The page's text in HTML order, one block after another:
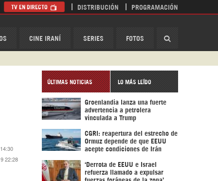
CINE IRANÍ SERIES FOTOS
TV EN DIRECTO DISTRIBUCIÓN PROGRAMACIÓN
22:28
ÚLTIMAS NOTICIAS LO MÁS LEÍDO
Groenlandia lanza una fuerte
advertencia a petrolera
vinculada a Trump
CGRI: reapertura del estrecho de
Ormuz depende de que EEUU
acepte condiciones de Irán
‘Derrota de EEUU e Israel
refuerza llamado a expulsar
fuerzas foráneas de la zona’